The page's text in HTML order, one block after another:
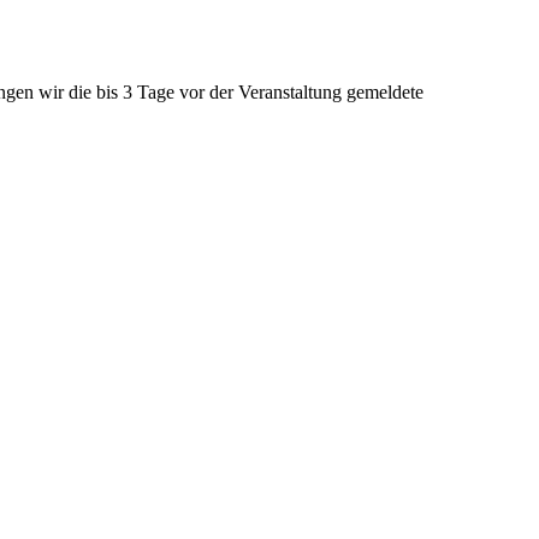
wir die bis 3 Tage vor der Veranstaltung gemeldete